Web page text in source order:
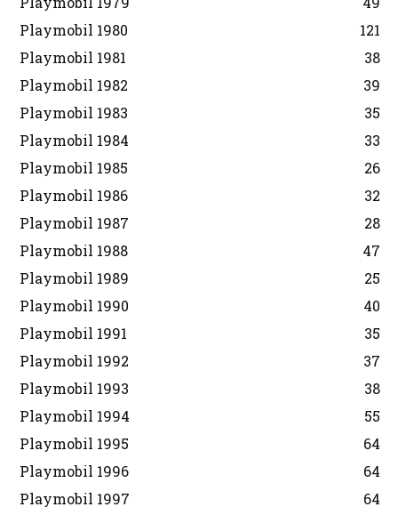
Playmobil 1980
121
Playmobil 1981
38
Playmobil 1982
39
Playmobil 1983
35
Playmobil 1984
33
Playmobil 1985
26
Playmobil 1986
32
Playmobil 1987
28
Playmobil 1988
47
Playmobil 1989
25
Playmobil 1990
40
Playmobil 1991
35
Playmobil 1992
37
Playmobil 1993
38
Playmobil 1994
55
Playmobil 1995
64
Playmobil 1996
64
Playmobil 1997
64